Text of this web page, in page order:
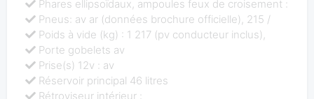
Phares ellipsoïdaux, ampoules feux de croisement :
Pneus: av ar (données brochure officielle), 215 /
Poids à vide (kg) : 1 217 (pv conducteur inclus),
Porte gobelets av
Prise(s) 12v : av
Réservoir principal 46 litres
Rétroviseur intérieur :